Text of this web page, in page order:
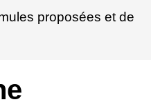
proposées et de